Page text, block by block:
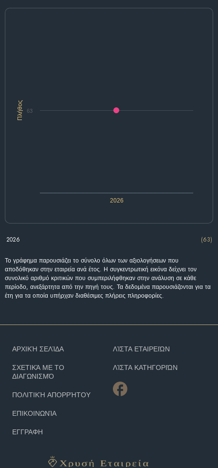
Πλήθος
2026
63
2026 (63)
Το γράφημα παρουσιάζει το σύνολο όλων των αξιολογήσεων που
αποδόθηκαν στην εταιρεία ανά έτος. Η συγκεντρωτική εικόνα δείχνει τον
συνολικό αριθμό κριτικών που συμπεριλήφθηκαν στην ανάλυση σε κάθε
περίοδο, ανεξάρτητα από την πηγή τους. Τα δεδομένα παρουσιάζονται για τα
έτη για τα οποία υπήρχαν διαθέσιμες πλήρεις πληροφορίες.
ΑΡΧΙΚΉ ΣΕΛΊΔΑ
ΣΧΕΤΙΚΆ ΜΕ ΤΟ
ΔΙΑΓΩΝΙΣΜΌ
ΠΟΛΙΤΙΚΉ ΑΠΟΡΡΉΤΟΥ
ΕΠΙΚΟΙΝΩΝΊΑ
ΕΓΓΡΑΦΗ
ΛΊΣΤΑ ΕΤΑΙΡΕΙΏΝ
ΛΊΣΤΑ ΚΑΤΗΓΟΡΙΏΝ